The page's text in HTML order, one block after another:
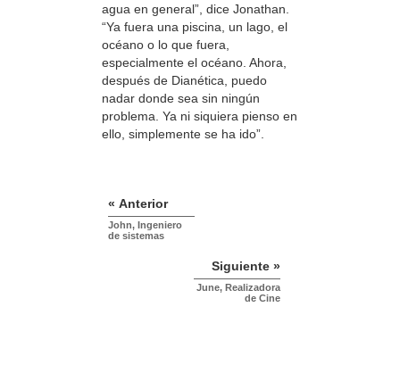
agua en general”, dice Jonathan.
“Ya fuera una piscina, un lago, el
océano o lo que fuera,
especialmente el océano. Ahora,
después de Dianética, puedo
nadar donde sea sin ningún
problema. Ya ni siquiera pienso en
ello, simplemente se ha ido”.
« Anterior
John, Ingeniero
de sistemas
Siguiente »
June, Realizadora
de Cine